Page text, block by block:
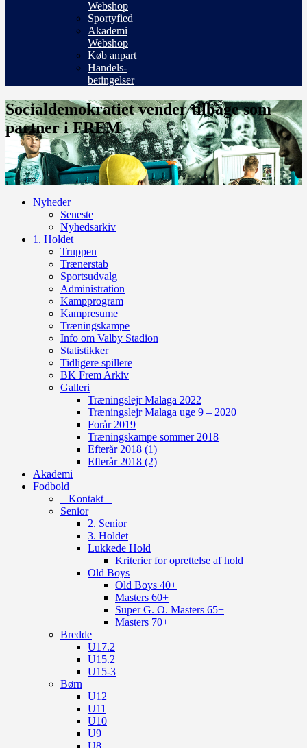
Webshop
Sportyfied
Akademi
Webshop
Køb anpart
Handels-
betingelser
Socialdemokratiet vender tilbage som
partner i FREM
Nyheder
Seneste
Nyhedsarkiv
1. Holdet
Truppen
Trænerstab
Sportsudvalg
Administration
Kampprogram
Kampresume
Træningskampe
Info om Valby Stadion
Statistikker
Tidligere spillere
BK Frem Arkiv
Galleri
Træningslejr Malaga 2022
Træningslejr Malaga uge 9 – 2020
Forår 2019
Træningskampe sommer 2018
Efterår 2018 (1)
Efterår 2018 (2)
Akademi
Fodbold
– Kontakt –
Senior
2. Senior
3. Holdet
Lukkede Hold
Kriterier for oprettelse af hold
Old Boys
Old Boys 40+
Masters 60+
Super G. O. Masters 65+
Masters 70+
Bredde
U17.2
U15.2
U15-3
Børn
U12
U11
U10
U9
U8